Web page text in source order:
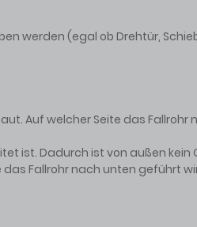
werden (egal ob Drehtür,
Auf welcher Seite das Fallrohr
ist. Dadurch ist von außen kein
Fallrohr nach unten geführt